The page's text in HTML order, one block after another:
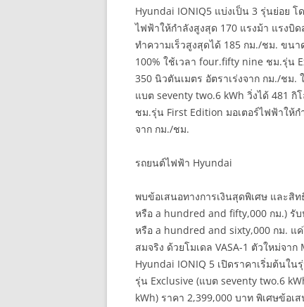
Hyundai IONIQ5 แบ่งเป็น 3 รุ่นย่อย
ไฟฟ้าให้กำลังสูงสุด 170 แรงม้า แรงบิ
ทำความเร็วสูงสุดได้ 185 กม./ชม. ขนา
100% ใช้เวลา four.fifty nine ชม.รุ่น
350 นิวตันเมตร อัตราเร่งจาก กม./ชม
แบต seventy two.6 kWh วิ่งได้ 481 กิ
ชม.รุ่น First Edition มอเตอร์ไฟฟ้าให้
จาก กม./ชม.
รถยนต์ไฟฟ้า Hyundai
พบข้อเสนอทางการเงินสุดพิเศษ และสิ
หรือ a hundred and fifty,000 กม.) รั
หรือ a hundred and sixty,000 กม. แ
สมจริง ด้วยโมเดล VASA-1 ตัวใหม่จ
Hyundai IONIQ 5 เปิดราคาเริ่มต้นใ
รุ่น Exclusive (แบต seventy two.6
kWh) ราคา 2,399,000 บาท พิเศษข้อเ